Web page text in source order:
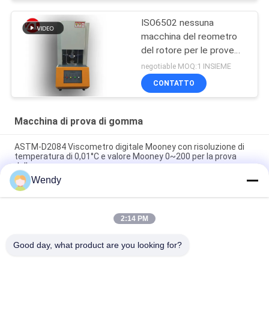
ISO6502 nessuna
macchina del reometro
del rotore per le prove
della gomma
negotiable MOQ:1 INSIEME
CONTATTO
Macchina di prova di gomma
ASTM-D2084 Viscometro digitale Mooney con risoluzione di
temperatura di 0,01°C e valore Mooney 0~200 per la prova
della gomma
Macchina di prova di gomma utilizzata laboratorio del singolo
del chip reometro di controllo senza rotore
Tester di impatto digitale ISO 180 con velocità di impatto di
Wendy
2:14 PM
Good day, what product are you looking for?